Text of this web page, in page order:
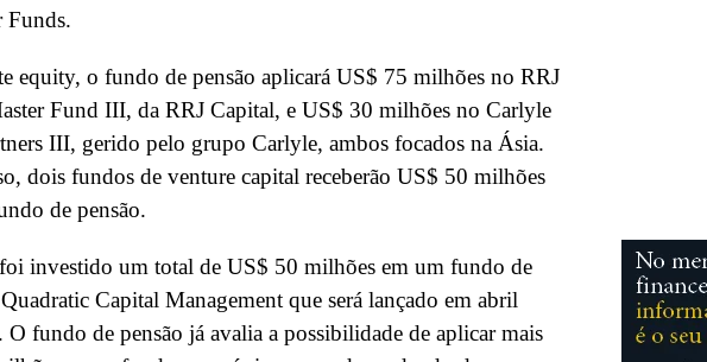
Funds.
equity, o fundo de pensão aplicará US$ 75 milhões no RRJ
Fund III, da RRJ Capital, e US$ 30 milhões no Carlyle
III, gerido pelo grupo Carlyle, ambos focados na Ásia.
dois fundos de venture capital receberão US$ 50 milhões
de pensão.
investido um total de US$ 50 milhões em um fundo de
Capital Management que será lançado em abril
O fundo de pensão já avalia a possibilidade de aplicar mais